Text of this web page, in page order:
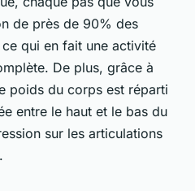
de près de 90% des
qui en fait une activité
De plus, grâce à
poids du corps est réparti
entre le haut et le bas du
sur les articulations